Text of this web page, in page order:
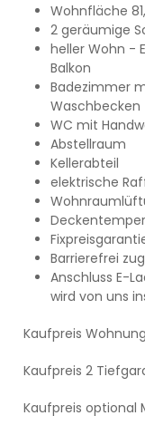
Wohnfläche
2 geräumige
heller Wohn -
Balkon
Badezimmer
Waschbecken
WC mit
Abstellraum
Kellerabteil
elektrische
Barrierefrei
Anschluss E-
wird von uns
Kaufpreis
Kaufpreis 2
Kaufpreis optional